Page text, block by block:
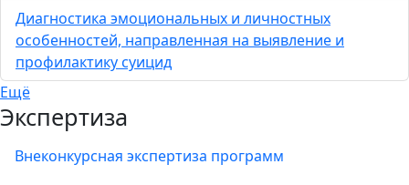
Диагностика эмоциональных и личностных
особенностей, направленная на выявление и
профилактику суицид
Ещё
Экспертиза
Внеконкурсная экспертиза программ